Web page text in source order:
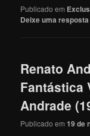
Publicado em
Deixe uma resposta
Renato
Fantástica
Andrade
Publicado em19 de